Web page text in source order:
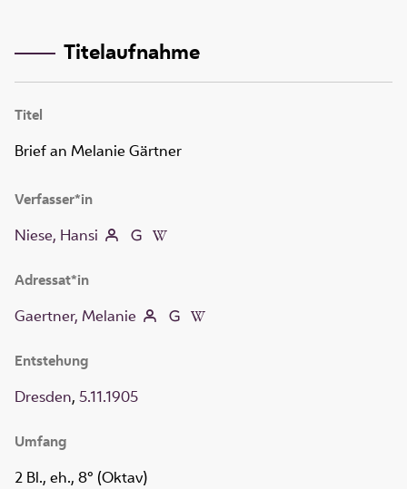
Titelaufnahme
Titel
Brief an Melanie Gärtner
Verfasser*in
Niese, Hansi
Adressat*in
Gaertner, Melanie
Entstehung
Dresden, 5.11.1905
Umfang
2 Bl., eh., 8° (Oktav)